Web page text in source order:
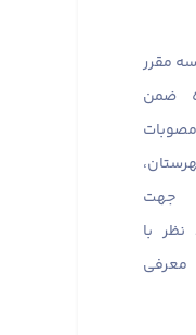
مقرر
ضمن
جهت
با
معرفی